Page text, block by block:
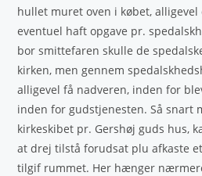
hullet muret oven i købet,
eventuel haft opgave pr.
bor smittefaren skulle de
kirken, men gennem
alligevel få nadveren, inden for
inden for gudstjenesten. Så snart
kirkeskibet pr. Gershøj guds hus,
at drej tilstå forudsat plu afkaste
tilgif rummet. Her hænger